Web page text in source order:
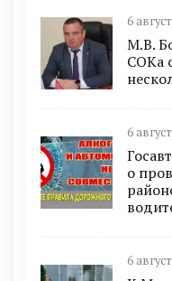
6
М.В.
СОКа
6
о
6